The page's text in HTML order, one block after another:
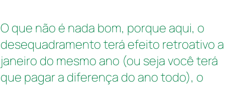
O que não é nada bom, porque aqui, o
desequadramento terá efeito retroativo a
janeiro do mesmo ano (ou seja você terá
que pagar a diferença do ano todo), o